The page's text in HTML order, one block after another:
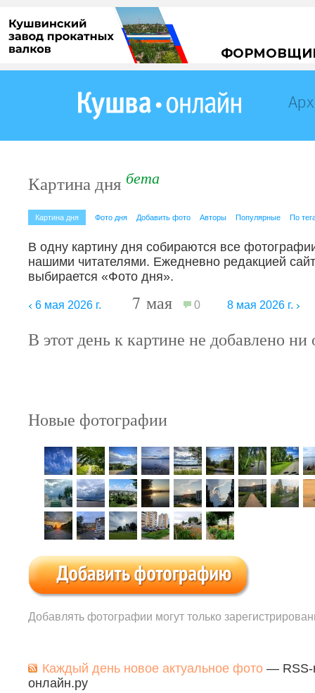
Картина дня бета
Картина дня Фото дня Добавить фото Авторы Популярные По
В одну картину дня собираются все
нашими читателями. Ежедневно редакцией
выбирается «Фото дня».
6 мая 2026 г. 7 мая 0 8 мая 2026 г.
В этот день к картине не добавлено
Новые фотографии
Добавлять фотографии могут только
Каждый день новое актуальное фото — RSS-
онлайн.ру